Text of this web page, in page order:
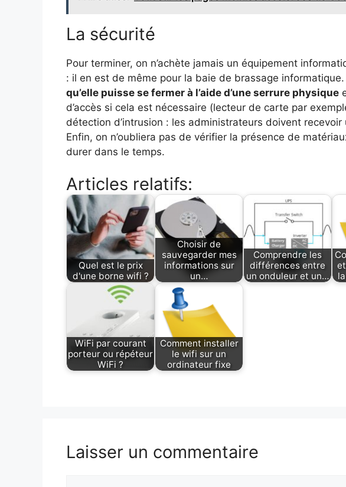
La sécurité
Pour terminer, on n’achète jamais un équipement
: il en est de même pour la baie de brassage informatique.
qu’elle puisse se fermer à l’aide d’une serrure physique
d’accès si cela est nécessaire (lecteur de carte par
détection d’intrusion : les administrateurs doivent
Enfin, on n’oubliera pas de vérifier la présence de
durer dans le temps.
Articles relatifs:
Quel est le prix
d'une borne wifi ?
Choisir de
sauvegarder mes
informations sur
un…
Comprendre les
différences entre
un onduleur et un…
WiFi par courant
porteur ou répéteur
WiFi ?
Comment installer
le wifi sur un
ordinateur fixe
Laisser un commentaire